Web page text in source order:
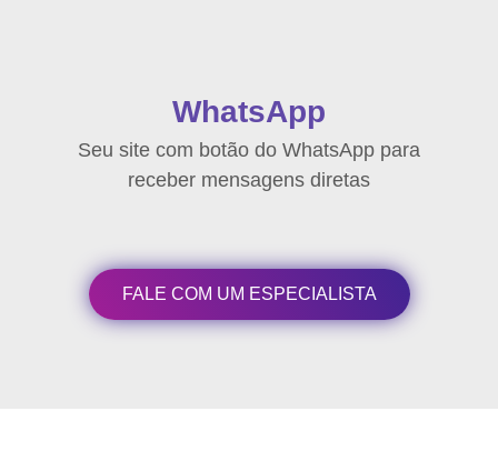
WhatsApp
Seu site com botão do WhatsApp para
receber mensagens diretas
FALE COM UM ESPECIALISTA